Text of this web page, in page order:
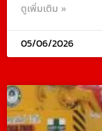
ดูเพิ่มเติม »
05/06/2026